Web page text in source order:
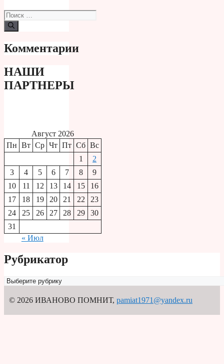
Поиск:
Комментарии
НАШИ
ПАРТНЕРЫ
Август 2026
Пн Вт Ср Чт Пт Сб Вс
1
2
3
4 5 6 7 8
9
10
11 12 13 14 15
16
17
18 19 20 21 22
23
24
25 26 27 28 29
30
31
« Июл
Рубрикатор
Рубрикатор
© 2026 ИВАНОВО ПОМНИТ, pamiat1971@yandex.ru